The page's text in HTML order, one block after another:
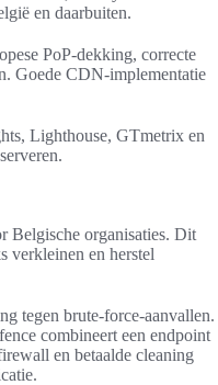
en daarbuiten.
PoP-dekking, correcte
Goede CDN-implementatie
Lighthouse, GTmetrix en
Belgische organisaties. Dit
verkleinen en herstel
tegen brute-force-aanvallen.
combineert een endpoint
en betaalde cleaning